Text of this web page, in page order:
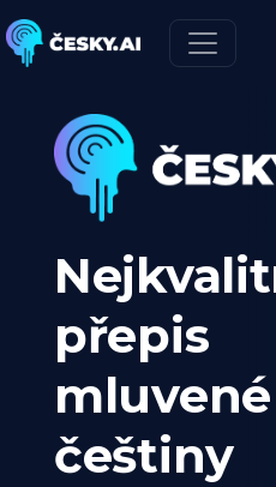
přepis
mluvené
češtiny